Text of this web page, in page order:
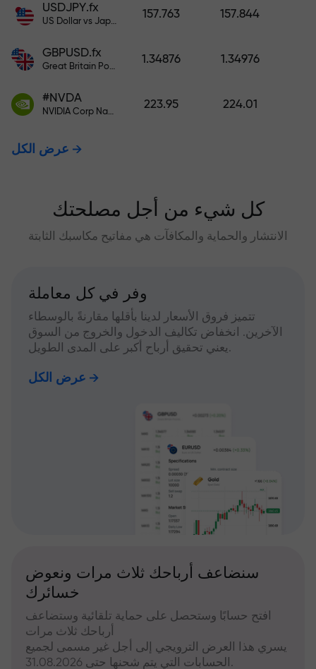
USDJPY.fx
US Dollar vs Japanese Yen
157.763 157.844
GBPUSD.fx
Great Britain Pound vs US Dollar
1.34876 1.34976
#NVDA
NVIDIA Corp Nasdaq Stock Exchange (Nasdaq) USD
223.95 224.01
عرض الكل
كل شيء من أجل مصلحتك
الانتشار والحماية والمكافآت هي مفاتيح مكاسبك الثابتة
وفر في كل معاملة
تتميز فروق الأسعار لدينا بأقلها مقارنةً بالوسطاء
الآخرين. انخفاض تكاليف الدخول والخروج من السوق
يعني تحقيق أرباح أكبر على المدى الطويل.
عرض الكل
سنضاعف أرباحك ثلاث مرات ونعوض
خسائرك
افتح حسابًا وستحصل على حماية تلقائية وستضاعف
أرباحك ثلاث مرات
يسري هذا العرض الترويجي إلى أجل غير مسمى لجميع
الحسابات التي يتم شحنها حتى 31.08.2026.